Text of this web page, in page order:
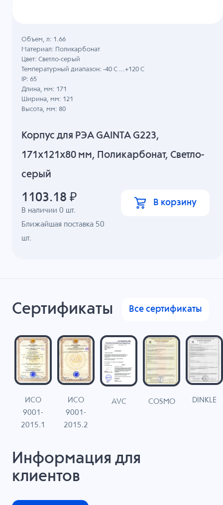
Корпус для РЭА GAINTA G223,
171x121x80 мм, Поликарбонат, Светло-
серый
В наличии0 шт.
Ближайшая поставка 50
шт.
Объем, л: 1.66
Материал: Поликарбонат
Цвет: Светло-серый
Температурный диапазон: -40 C ...+120 C
IP: 65
Длина, мм: 171
Ширина, мм: 121
Высота, мм: 80
1103.18 ₽ В корзину
Сертификаты Все сертификаты
ИСО
9001-
2015.1
ИСО
9001-
2015.2
AVC COSMO DINKLE
Информация для
клиентов